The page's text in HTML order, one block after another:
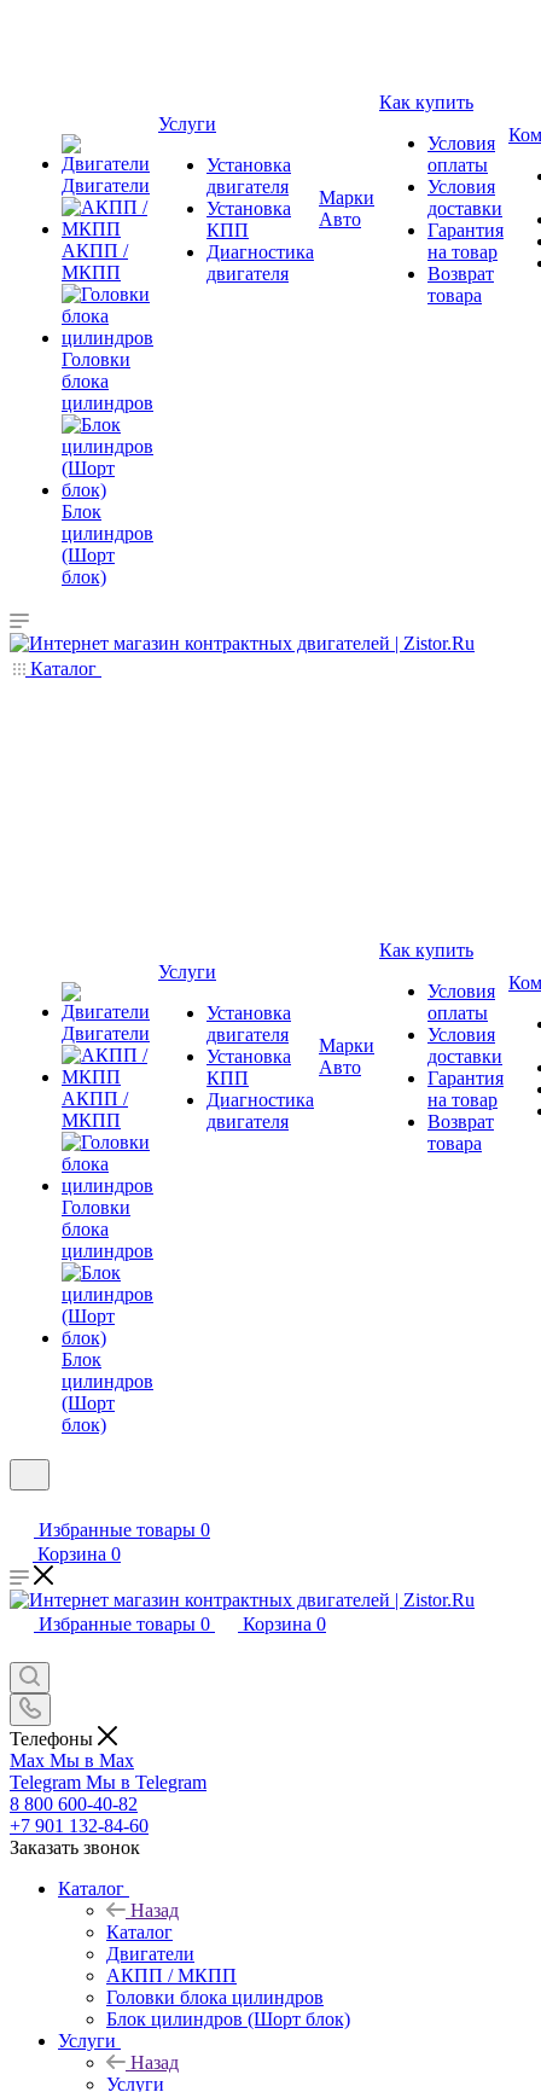
Двигатели
АКПП /
МКПП
Головки
блока
цилиндров
Блок
цилиндров
(Шорт
блок)
Услуги
Установка
двигателя
Установка
КПП
Диагностика
двигателя
Марки
Авто
Как купить
Условия
оплаты
Условия
доставки
Гарантия
на товар
Возврат
товара
Каталог
Двигатели
АКПП /
МКПП
Головки
блока
цилиндров
Блок
цилиндров
(Шорт
блок)
Услуги
Установка
двигателя
Установка
КПП
Диагностика
двигателя
Марки
Авто
Как купить
Условия
оплаты
Условия
доставки
Гарантия
на товар
Возврат
товара
Избранные товары 0
Корзина 0
Избранные товары 0 Корзина 0
Телефоны
Max Мы в Max
Telegram Мы в Telegram
8 800 600-40-82
+7 901 132-84-60
Заказать звонок
Каталог
Назад
Каталог
Двигатели
АКПП / МКПП
Головки блока цилиндров
Блок цилиндров (Шорт блок)
Услуги
Назад
Услуги